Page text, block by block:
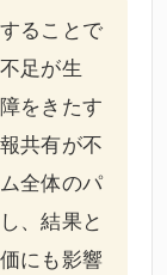
ることで
足が生
をきたす
共有が不
全体のパ
、結果と
にも影響